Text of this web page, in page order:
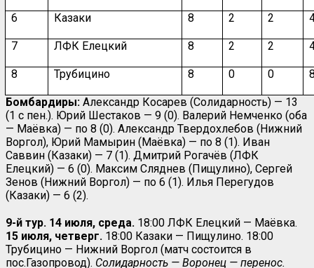
6 Казаки 8 2 2
7 ЛФК Елецкий 8 2 2
8 Трубицино 8 0 0
Бомбардиры: Александр Косарев (Солидарность) — 13
(1 с пен.). Юрий Шестаков — 9 (0). Валерий Немченко (оба
— Маёвка) — по 8 (0). Александр Твердохлебов (Нижний
Воргол), Юрий Мамырин (Маёвка) — по 8 (1). Иван
Саввин (Казаки) — 7 (1). Дмитрий Рогачёв (ЛФК
Елецкий) — 6 (0). Максим Сляднев (Пищулино), Сергей
Зенов (Нижний Воргол) — по 6 (1). Илья Перегудов
(Казаки) — 6 (2).
9-й тур. 14 июля, среда. 18:00 ЛФК Елецкий — Маёвка.
15 июля, четверг. 18:00 Казаки — Пищулино. 18:00
Трубицино — Нижний Воргол (матч состоится в
пос.Газопровод). Солидарность — Воронец — перенос.